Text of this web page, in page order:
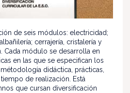
de seis módulos: electricidad;
cerrajería, cristalería y
Cada módulo se desarrolla en
en las que se especifican los
didáctica, prácticas,
de realización. Está
que cursan diversificación